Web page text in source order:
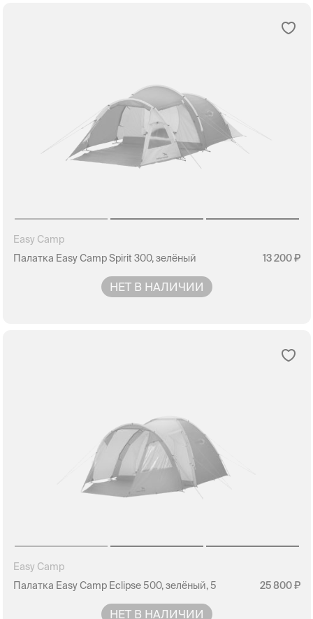
Easy Camp
Палатка Easy Camp Spirit 300, зелёный
13 200
НЕТ В НАЛИЧИИ
Easy Camp
Палатка Easy Camp Eclipse 500, зелёный, 5
25 800
НЕТ В НАЛИЧИИ